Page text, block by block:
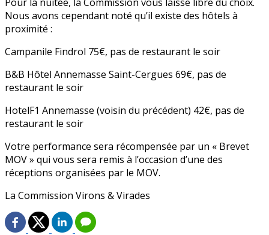
Pour la nuitée, la Commission vous laisse libre du choix.
Nous avons cependant noté qu’il existe des hôtels à
proximité :
Campanile Findrol 75€, pas de restaurant le soir
B&B Hôtel Annemasse Saint-Cergues 69€, pas de
restaurant le soir
HotelF1 Annemasse (voisin du précédent) 42€, pas de
restaurant le soir
Votre performance sera récompensée par un « Brevet
MOV » qui vous sera remis à l’occasion d’une des
réceptions organisées par le MOV.
La Commission Virons & Virades